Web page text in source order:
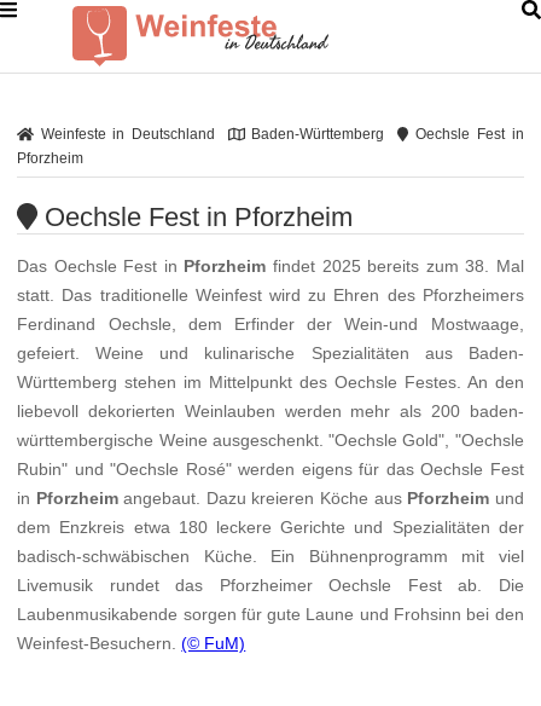
Weinfeste in Deutschland Baden-Württemberg
Oechsle Fest in
Pforzheim
Oechsle Fest in Pforzheim
Das Oechsle Fest in Pforzheim findet 2025 bereits zum 38. Mal
statt. Das traditionelle Weinfest wird zu Ehren des Pforzheimers
Ferdinand Oechsle, dem Erfinder der Wein-und Mostwaage,
gefeiert. Weine und kulinarische Spezialitäten aus Baden-
Württemberg stehen im Mittelpunkt des Oechsle Festes. An den
liebevoll dekorierten Weinlauben werden mehr als 200 baden-
württembergische Weine ausgeschenkt. "Oechsle Gold", "Oechsle
Rubin" und "Oechsle Rosé" werden eigens für das Oechsle Fest
in Pforzheimangebaut. Dazu kreieren Köche aus Pforzheim und
dem Enzkreis etwa 180 leckere Gerichte und Spezialitäten der
badisch-schwäbischen Küche. Ein Bühnenprogramm mit viel
Livemusik rundet das Pforzheimer Oechsle Fest ab. Die
Laubenmusikabende sorgen für gute Laune und Frohsinn bei den
Weinfest-Besuchern.(© FuM)